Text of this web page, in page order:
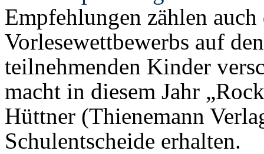
Empfehlungen zählen
Vorlesewettbewerbs auf
teilnehmenden Kinder
macht in diesem Jahr
Hüttner (Thienemann
Schulentscheide erhalten.